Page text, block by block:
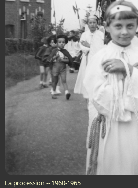
La procession -- 1960-1965